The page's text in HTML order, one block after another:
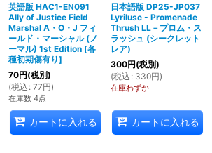
英語版 HAC1-EN091
Ally of Justice Field
Marshal A・O・J フィ
ールド・マーシャル (ノ
ーマル) 1st Edition [各
種初期傷有り]
70円(税別)
(税込 : 77円)
在庫数 4点
カートに入れる
日本語版 DP25-JP037
Lyrilusc - Promenade
Thrush LL－プロム・ス
ラッシュ (シークレット
レア)
300円(税別)
(税込 : 330円)
在庫わずか
カートに入れる